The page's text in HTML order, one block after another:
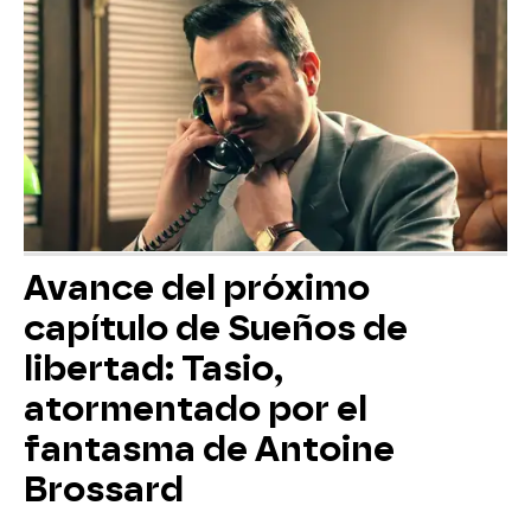
Avance del próximo
capítulo de Sueños de
libertad: Tasio,
atormentado por el
fantasma de Antoine
Brossard